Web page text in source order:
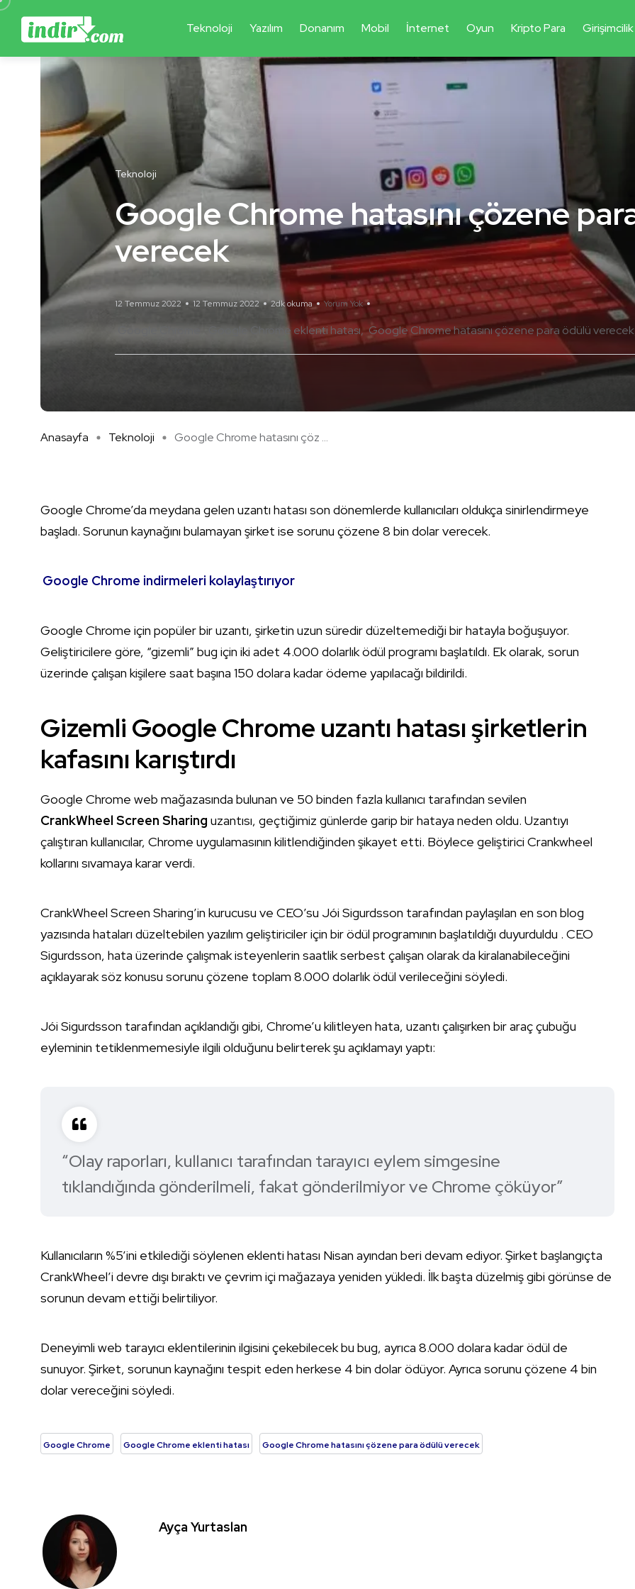
Teknoloji Yazılım Donanım Mobil İnternet Oyun Kripto Para Girişimcilik
Teknoloji
Google Chrome hatasını çözene
verecek
12 Temmuz 2022 12 Temmuz 2022 2dk okuma Yorum Yok
Google Chrome eklenti hatası Google Chrome hatasını çözene para ödülü verecek
Anasayfa Teknoloji Google Chrome hatasını çöz ...
Google Chrome’da meydana gelen uzantı hatası son dönemlerde kullanıcıları oldukça sinirlendirmeye
başladı. Sorunun kaynağını bulamayan şirket ise sorunu çözene 8 bin dolar verecek.
Google Chrome indirmeleri kolaylaştırıyor
Google Chrome için popüler bir uzantı, şirketin uzun süredir düzeltemediği bir hatayla boğuşuyor.
Geliştiricilere göre, “gizemli” bug için iki adet 4.000 dolarlık ödül programı başlatıldı. Ek olarak, sorun
üzerinde çalışan kişilere saat başına 150 dolara kadar ödeme yapılacağı bildirildi.
Gizemli Google Chrome uzantı hatası şirketlerin
kafasını karıştırdı
Google Chrome web mağazasında bulunan ve 50 binden fazla kullanıcı tarafından sevilen
CrankWheel Screen Sharing uzantısı, geçtiğimiz günlerde garip bir hataya neden oldu. Uzantıyı
çalıştıran kullanıcılar, Chrome uygulamasının kilitlendiğinden şikayet etti. Böylece geliştirici Crankwheel
kollarını sıvamaya karar verdi.
CrankWheel Screen Sharing’in kurucusu ve CEO’su Jói Sigurdsson tarafından paylaşılan en son blog
yazısında hataları düzeltebilen yazılım geliştiriciler için bir ödül programının başlatıldığı duyurduldu . CEO
Sigurdsson, hata üzerinde çalışmak isteyenlerin saatlik serbest çalışan olarak da kiralanabileceğini
açıklayarak söz konusu sorunu çözene toplam 8.000 dolarlık ödül verileceğini söyledi.
Jói Sigurdsson tarafından açıklandığı gibi, Chrome’u kilitleyen hata, uzantı çalışırken bir araç çubuğu
eyleminin tetiklenmemesiyle ilgili olduğunu belirterek şu açıklamayı yaptı:
“Olay raporları, kullanıcı tarafından tarayıcı eylem simgesine
tıklandığında gönderilmeli, fakat gönderilmiyor ve Chrome çöküyor”
Kullanıcıların %5’ini etkilediği söylenen eklenti hatası Nisan ayından beri devam ediyor. Şirket başlangıçta
CrankWheel’i devre dışı bıraktı ve çevrim içi mağazaya yeniden yükledi. İlk başta düzelmiş gibi görünse de
sorunun devam ettiği belirtiliyor.
Deneyimli web tarayıcı eklentilerinin ilgisini çekebilecek bu bug, ayrıca 8.000 dolara kadar ödül de
sunuyor. Şirket, sorunun kaynağını tespit eden herkese 4 bin dolar ödüyor. Ayrıca sorunu çözene 4 bin
dolar vereceğini söyledi.
Google Chrome Google Chrome eklenti hatası Google Chrome hatasını çözene para ödülü verecek
Ayça Yurtaslan